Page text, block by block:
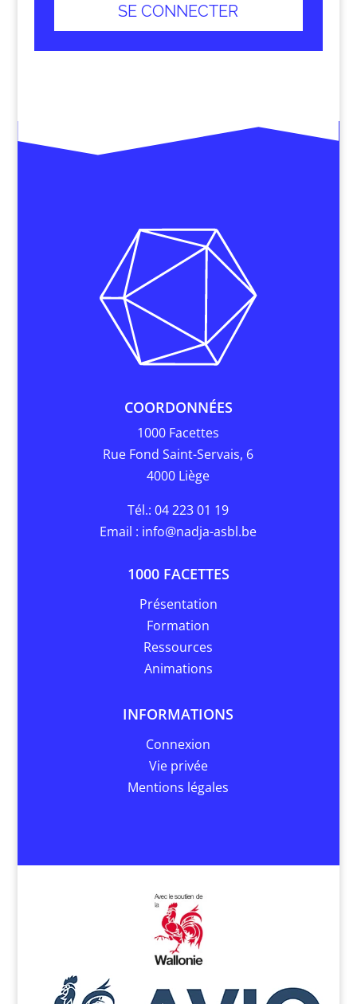
SE CONNECTER
COORDONNÉES
1000 Facettes
Rue Fond Saint-Servais, 6
4000 Liège
Tél.: 04 223 01 19
Email : info@nadja-asbl.be
1000 FACETTES
Présentation
Formation
Ressources
Animations
INFORMATIONS
Connexion
Vie privée
Mentions légales